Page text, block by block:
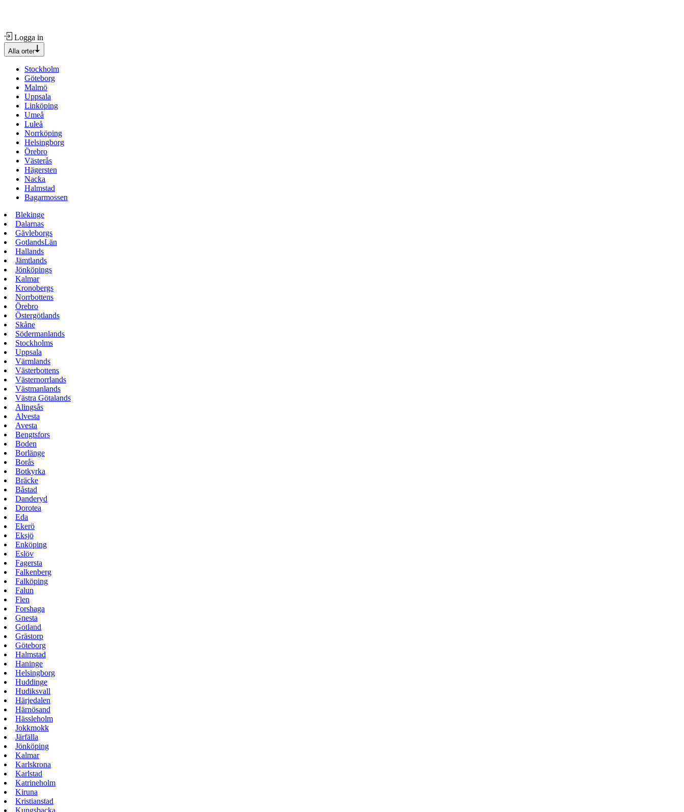
Logga in
Alla orter
Stockholm
Göteborg
Malmö
Uppsala
Linköping
Umeå
Luleå
Norrköping
Helsingborg
Örebro
Västerås
Hägersten
Nacka
Halmstad
Bagarmossen
Blekinge
Dalarnas
Gävleborgs
GotlandsLän
Hallands
Jämtlands
Jönköpings
Kalmar
Kronobergs
Norrbottens
Örebro
Östergötlands
Skåne
Södermanlands
Stockholms
Uppsala
Värmlands
Västerbottens
Västernorrlands
Västmanlands
Västra Götalands
Alingsås
Alvesta
Avesta
Bengtsfors
Boden
Borlänge
Borås
Botkyrka
Bräcke
Båstad
Danderyd
Dorotea
Eda
Ekerö
Eksjö
Enköping
Eslöv
Fagersta
Falkenberg
Falköping
Falun
Flen
Forshaga
Gnesta
Gotland
Grästorp
Göteborg
Halmstad
Haninge
Helsingborg
Huddinge
Hudiksvall
Härjedalen
Härnösand
Hässleholm
Jokkmokk
Järfälla
Jönköping
Kalmar
Karlskrona
Karlstad
Katrineholm
Kiruna
Kristianstad
Kungsbacka